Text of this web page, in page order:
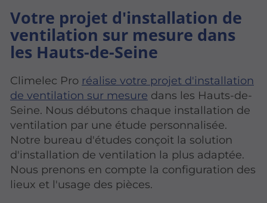
Votre projet d'installation de
ventilation sur mesure dans
les Hauts-de-Seine
Climelec Pro réalise votre projet d'installation
de ventilation sur mesure dans les Hauts-de-
Seine. Nous débutons chaque installation de
ventilation par une étude personnalisée.
Notre bureau d'études conçoit la solution
d'installation de ventilation la plus adaptée.
Nous prenons en compte la configuration des
lieux et l'usage des pièces.